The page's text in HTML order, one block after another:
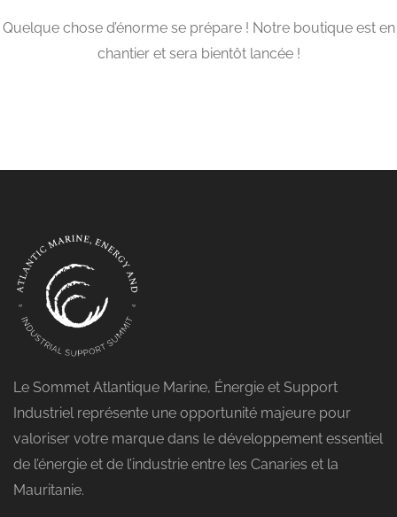
Quelque chose d’énorme se prépare ! Notre boutique est en
chantier et sera bientôt lancée !
Le Sommet Atlantique Marine, Énergie et Support
Industriel représente une opportunité majeure pour
valoriser votre marque dans le développement essentiel
de l’énergie et de l’industrie entre les Canaries et la
Mauritanie.